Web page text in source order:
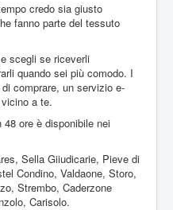
credo sia giusto
fanno parte del tessuto
scegli se riceverli
quando sei più comodo. I
comprare, un servizio e-
a te.
ore è disponibile nei
Sella Giiudicarie, Pieve di
Condino, Valdaone, Storo,
Strembo, Caderzone
Carisolo.